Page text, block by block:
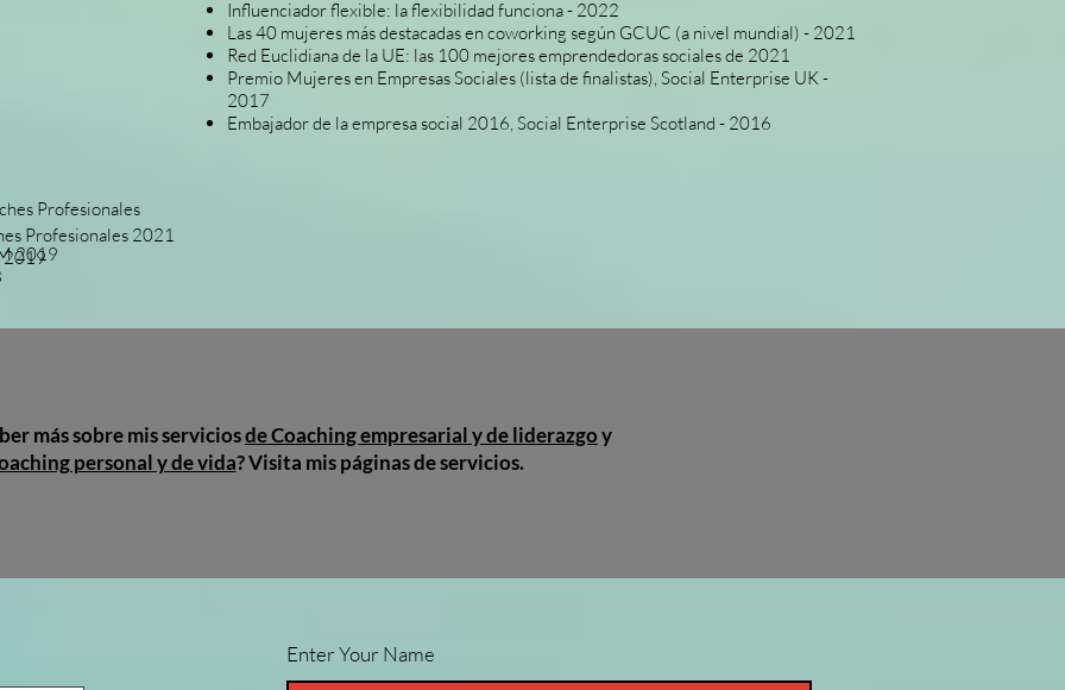
Profesionales 2021
2019
Profesionales
2019
Influenciador flexible: la flexibilidad funciona - 2022
Las 40 mujeres más destacadas en coworking según GCUC (a nivel mundial) - 2021
Red Euclidiana de la UE: las 100 mejores emprendedoras sociales de 2021
Premio Mujeres en Empresas Sociales (lista de finalistas), Social Enterprise UK -
2017
Embajador de la empresa social 2016, Social Enterprise Scotland - 2016
más sobre mis serviciosde Coaching empresarial y de liderazgoy
personal y de vida? Visita mis páginas de servicios.
Enter Your Name